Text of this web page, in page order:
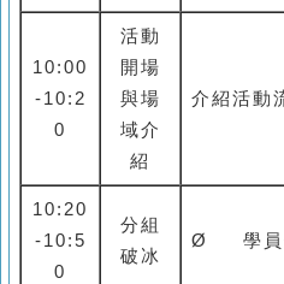
10:00
-10:2
0
活動
開場
與場
域介
紹
介紹活動
10:20
-10:5
0
分組
破冰
Ø 學